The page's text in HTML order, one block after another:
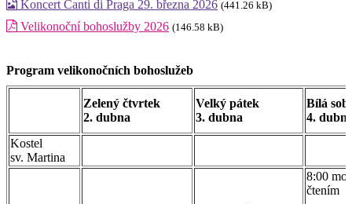
Koncert Canti di Praga 29. března 2026 (441.26 kB)
Velikonoční bohoslužby 2026 (146.58 kB)
Program velikonočních bohoslužeb
Zelený čtvrtek
2. dubna
Velký pátek
3. dubna
Bílá
4.
Kostel
sv. Martina
8:00
čtením